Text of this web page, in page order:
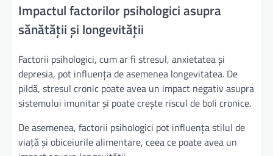
Impactul factorilor psihologici asupra
sănătății și longevității
Factorii psihologici, cum ar fi stresul, anxietatea și
depresia, pot influența de asemenea longevitatea. De
pildă, stresul cronic poate avea un impact negativ asupra
sistemului imunitar și poate crește riscul de boli cronice.
De asemenea, factorii psihologici pot influența stilul de
viață și obiceiurile alimentare, ceea ce poate avea un